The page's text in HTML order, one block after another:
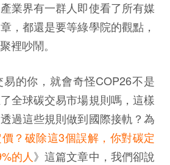
業界有一群人即使看了所有媒
，都還是要等綠學院的觀點，
裡吵鬧。
的你，就會奇怪COP26不是
全球碳交易市場規則嗎，這樣
過這些規則做到國際接軌？為
？破除這3個誤解，你對碳定
的人》這篇文章中，我們卻說